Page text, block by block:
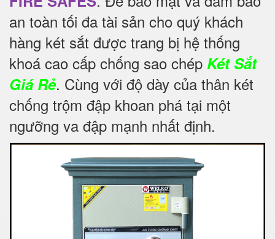
an toàn tối đa tài sản cho quý khách
hàng két sắt được trang bị hệ thống
khoá cao cấp chống sao chép Két Sắt
Giá Rẻ. Cùng với độ dày của thân két
chống trộm đập khoan phá tại một
ngưỡng va đập mạnh nhất định.